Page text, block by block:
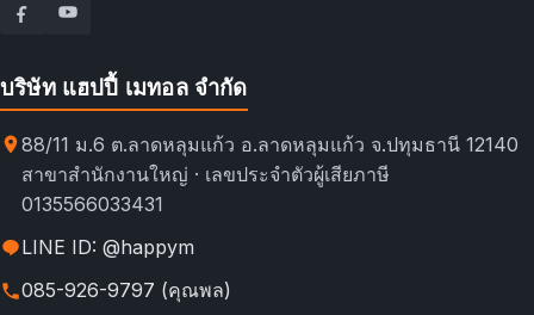
บริษัท แฮปปี้ เมทอล จำกัด
88/11 ม.6 ต.ลาดหลุมแก้ว อ.ลาดหลุมแก้ว จ.ปทุมธานี 12140
สาขาสำนักงานใหญ่ · เลขประจำตัวผู้เสียภาษี
0135566033431
LINE ID: @happym
085-926-9797 (คุณพล)